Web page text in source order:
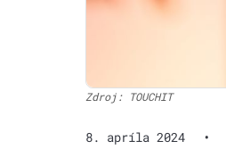
Zdroj: TOUCHIT
8. apríla 2024 •